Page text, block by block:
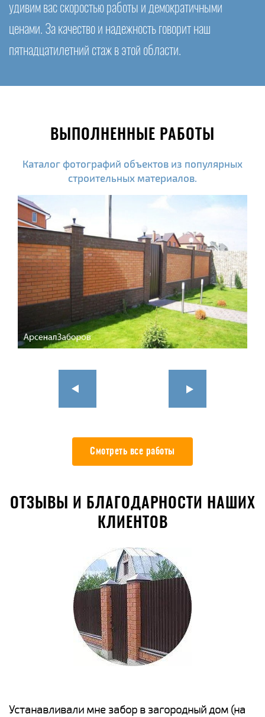
удивим вас скоростью работы и демократичными
ценами. За качество и надежность говорит наш
пятнадцатилетний стаж в этой области.
ВЫПОЛНЕННЫЕ РАБОТЫ
Каталог фотографий объектов из популярных
строительных материалов.
Смотреть все работы
ОТЗЫВЫ И БЛАГОДАРНОСТИ НАШИХ
КЛИЕНТОВ
Устанавливали мне забор в загородный дом (на